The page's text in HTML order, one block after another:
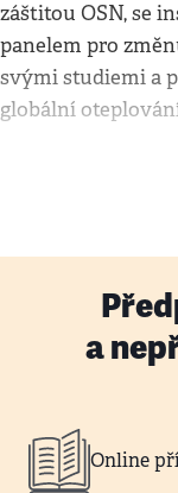
záštitou OSN, se
panelem pro
svými studiemi a
globální
a
Online